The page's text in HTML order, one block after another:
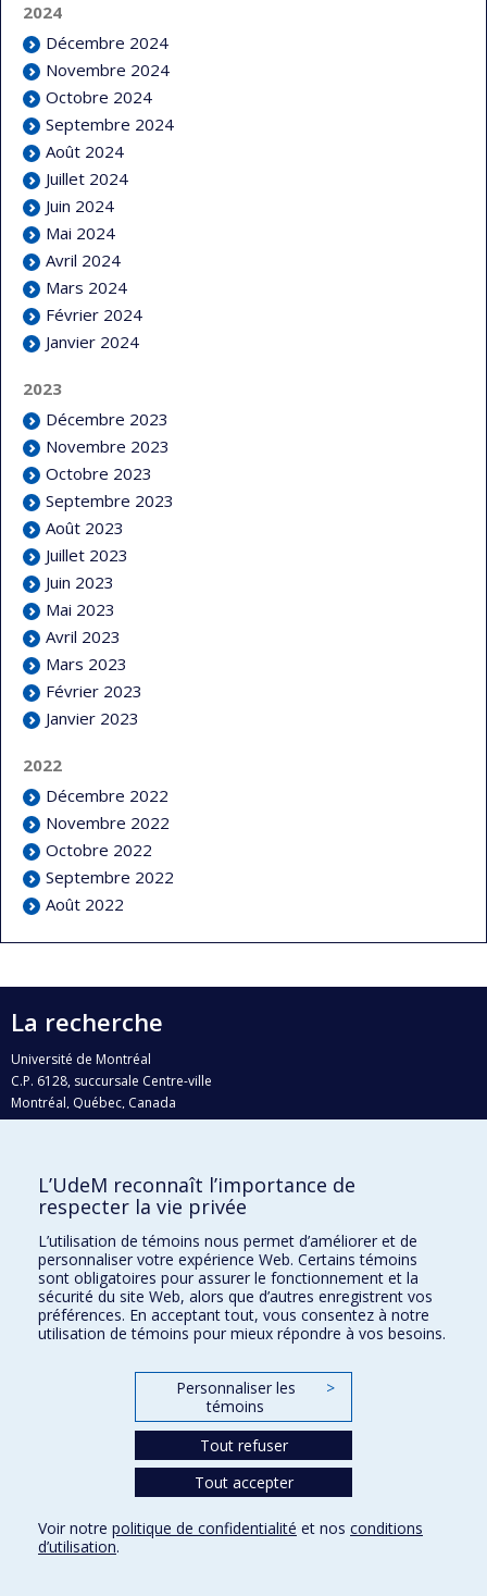
2024
Décembre 2024
Novembre 2024
Octobre 2024
Septembre 2024
Août 2024
Juillet 2024
Juin 2024
Mai 2024
Avril 2024
Mars 2024
Février 2024
Janvier 2024
2023
Décembre 2023
Novembre 2023
Octobre 2023
Septembre 2023
Août 2023
Juillet 2023
Juin 2023
Mai 2023
Avril 2023
Mars 2023
Février 2023
Janvier 2023
2022
Décembre 2022
Novembre 2022
Octobre 2022
Septembre 2022
Août 2022
La recherche
Université de Montréal
C.P. 6128, succursale Centre-ville
Montréal, Québec, Canada
H3C 3J7
Qui fait quoi?
Nous trouver
Plan du site
Accessibilité
Conditions d’utilisation
L’UdeM reconnaît l’importance de
respecter la vie privée
L’utilisation de témoins nous permet d’améliorer et de
personnaliser votre expérience Web. Certains témoins
sont obligatoires pour assurer le fonctionnement et la
sécurité du site Web, alors que d’autres enregistrent vos
préférences. En acceptant tout, vous consentez à notre
utilisation de témoins pour mieux répondre à vos besoins.
Personnaliser les
témoins
>
Tout refuser
Tout accepter
Voir notre politique de confidentialité et nos conditions
d’utilisation.